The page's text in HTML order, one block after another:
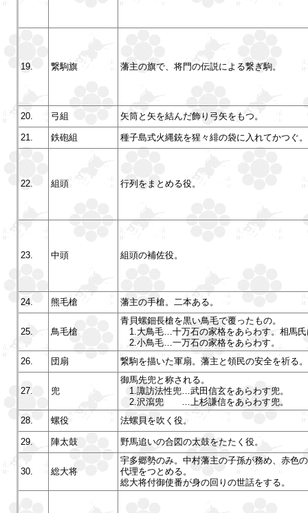
19. 繋駒旗 藩主の旗で、将門の伝説による繋ぎ駒。
20. 弓組 矢筒と矢を結んだ飾り弓矢をもつ。
21. 鉄砲組 種子島式火縄銃を猩々緋の袋に入れてかつぐ。
22. 組頭 行列をまとめる役。
23. 中頭 組頭の補佐役。
24. 熊毛槍 藩主の手槍。二本ある。
25. 鳥毛槍
青貝螺鈿長槍を黒い鳥毛で覆ったもの。
1.大鳥毛…十万石の家格をあらわす。相馬
2.小鳥毛…一万石の家格をあらわす。
26.
団扇 繋駒を描いた軍扇。藩主と領民の安全を祈る。
27. 兜
御馬先兜と称される。
1.諏訪法性兜…武田信玄をあらわす兜。
2.沢瀉兜 …上杉謙信をあらわす兜。
28.
螺役 法螺貝を吹く役。
29. 陣太鼓 野馬追いの合図の太鼓をたたく役。
30. 総大将
宇多郷勢のみ。中村藩主の子孫が務め、赤色
代理をつとめる。
総大将付御使番が身の回りの世話をする。